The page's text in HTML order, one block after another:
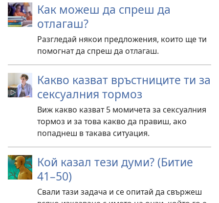
Как можеш да спреш да
отлагаш?
Разгледай някои предложения, които ще ти
помогнат да спреш да отлагаш.
Какво казват връстниците ти за
сексуалния тормоз
Виж какво казват 5 момичета за сексуалния
тормоз и за това какво да правиш, ако
попаднеш в такава ситуация.
Кой казал тези думи? (Битие
41–50)
Свали тази задача и се опитай да свържеш